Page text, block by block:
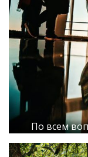
По всем